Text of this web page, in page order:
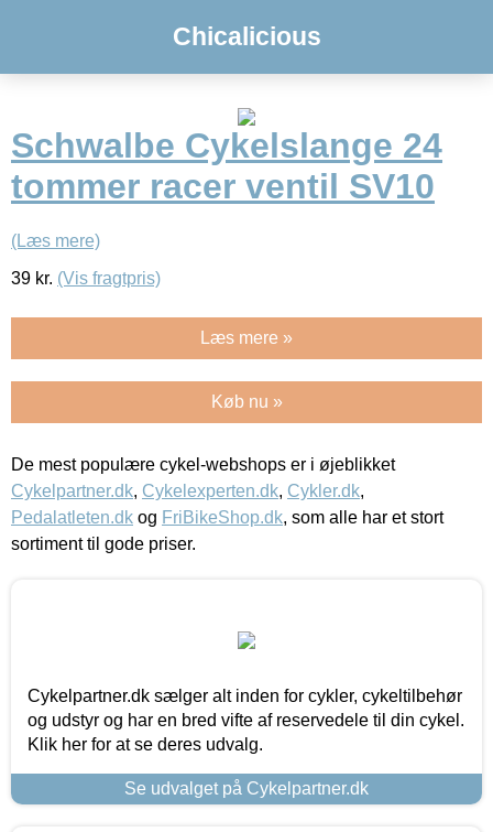
Chicalicious
Schwalbe Cykelslange 24
tommer racer ventil SV10
(Læs mere)
39 kr. (Vis fragtpris)
Læs mere »
Køb nu »
De mest populære cykel-webshops er i øjeblikket
Cykelpartner.dk, Cykelexperten.dk, Cykler.dk,
Pedalatleten.dk og FriBikeShop.dk, som alle har et stort
sortiment til gode priser.
Cykelpartner.dk sælger alt inden for cykler, cykeltilbehør
og udstyr og har en bred vifte af reservedele til din cykel.
Klik her for at se deres udvalg.
Se udvalget på Cykelpartner.dk